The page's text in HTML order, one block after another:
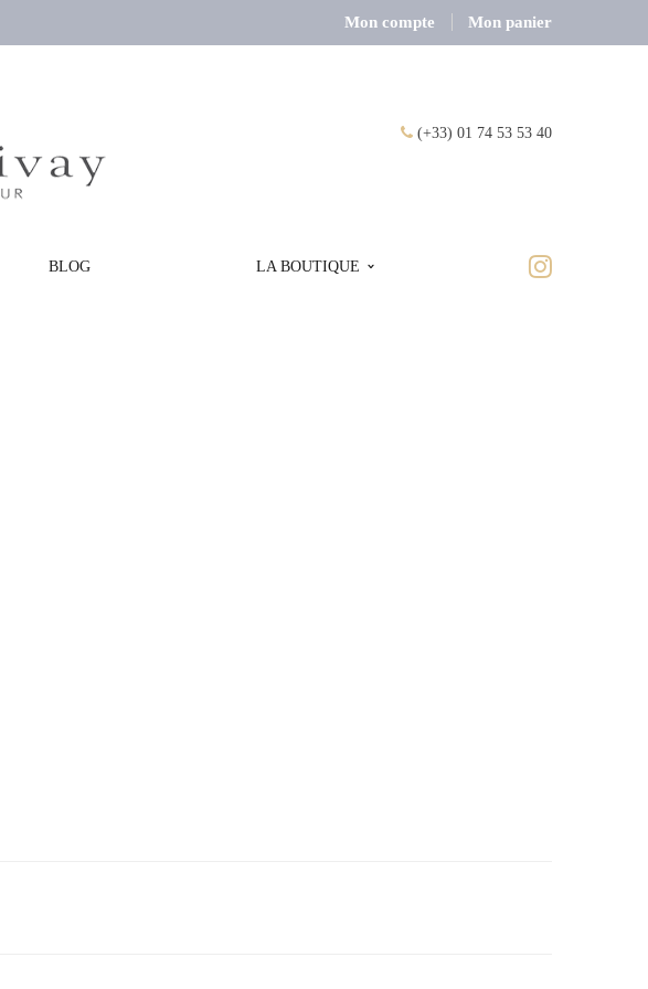
Mon compte Mon panier
(+33) 01 74 53 53 40
BLOG LA BOUTIQUE